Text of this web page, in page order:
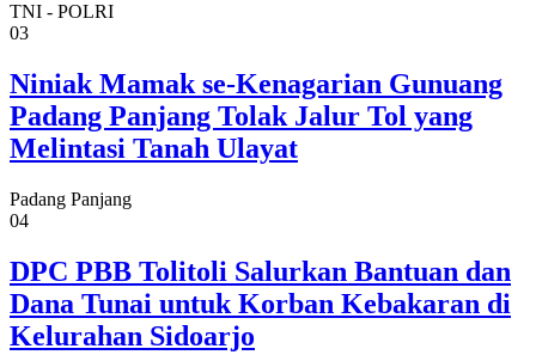
TNI - POLRI
03
Niniak Mamak se-Kenagarian Gunuang
Padang Panjang Tolak Jalur Tol yang
Melintasi Tanah Ulayat
Padang Panjang
04
DPC PBB Tolitoli Salurkan Bantuan dan
Dana Tunai untuk Korban Kebakaran di
Kelurahan Sidoarjo